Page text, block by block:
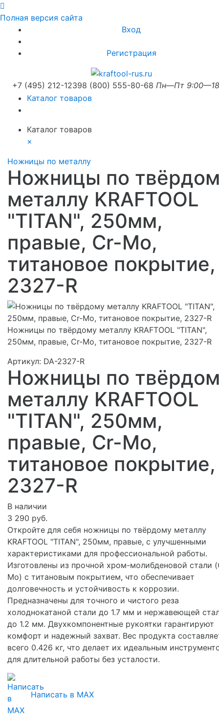
Полная версия сайта
Вход
Регистрация
+7 (495) 212-12398 (800) 555-80-68 Пн—Пт
Каталог товаров
Каталог товаров
×
Ножницы по металлу
Ножницы по
металлу KRAFTOOL
"TITAN", 250мм,
правые, Cr-Mo,
титановое покрытие,
2327-R
Ножницы по твёрдому металлу KRAFTOOL "TITAN",
250мм, правые, Cr-Mo, титановое покрытие, 2327-R
Артикул: DA-2327-R
Ножницы по
металлу KRAFTOOL
"TITAN", 250мм,
правые, Cr-Mo,
титановое покрытие,
2327-R
В наличии
3 290 руб.
Откройте для себя ножницы по твёрдому металлу
KRAFTOOL "TITAN", 250мм, правые, с улучшенными
характеристиками для профессиональной работы.
Изготовлены из прочной хром-молибденовой стали
Mo) с титановым покрытием, что обеспечивает
долговечность и устойчивость к коррозии.
Предназначены для точного и чистого реза
холоднокатаной стали до 1.7 мм и нержавеющей
до 1.2 мм. Двухкомпонентные рукоятки гарантируют
комфорт и надежный захват. Вес продукта
всего 0.426 кг, что делает их идеальным
для длительной работы без усталости.
Написать в MAX